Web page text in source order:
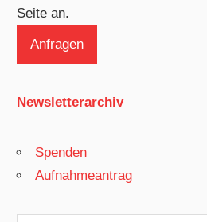
Seite an.
Newsletterarchiv
Spenden
Aufnahmeantrag